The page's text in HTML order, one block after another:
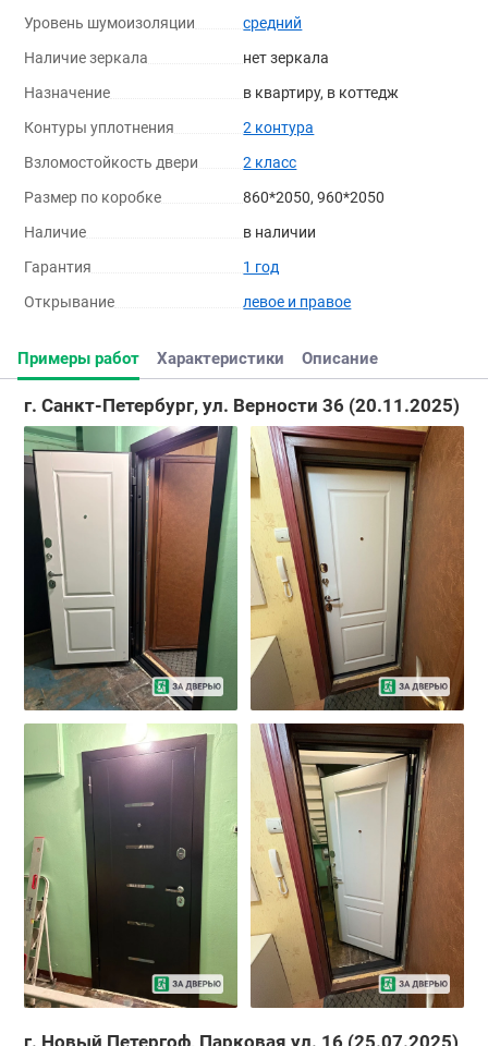
Уровень шумоизоляции
средний
Наличие зеркала
нет зеркала
Назначение
в квартиру, в коттедж
Контуры уплотнения
2 контура
Взломостойкость двери
2 класс
Размер по коробке
860*2050, 960*2050
Наличие
в наличии
Гарантия
1 год
Открывание
левое и правое
Примеры работ Характеристики Описание
г. Санкт-Петербург, ул. Верности 36 (20.11.2025)
г. Новый Петергоф, Парковая ул. 16 (25.07.2025)